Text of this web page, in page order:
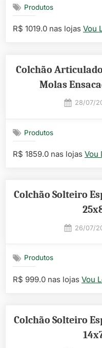
Produtos
R$ 1019.0 nas lojas Vou
Colchão
Molas
Posted
28/07/
Produtos
R$ 1859.0 nas lojas Vou
Colchão Solteiro
Posted
26/07/
Produtos
R$ 999.0 nas lojas Vou
Colchão Solteiro